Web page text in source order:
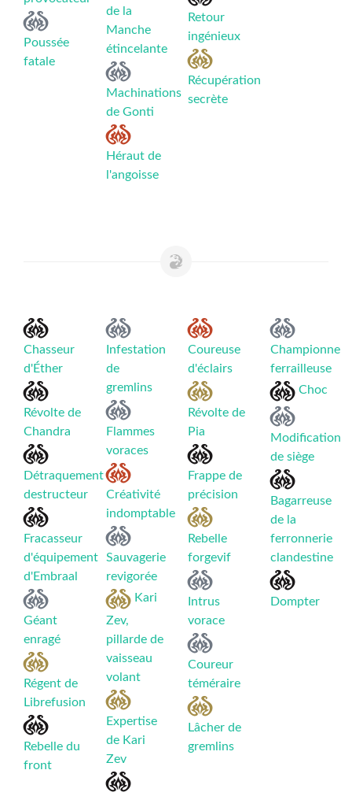
Poussée
fatale
de la
Manche
étincelante
Machinations
de Gonti
Héraut de
l'angoisse
Retour
ingénieux
Récupération
secrète
Chasseur
d'Éther
Révolte de
Chandra
Détraquement
destructeur
Fracasseur
d'équipement
d'Embraal
Géant
enragé
Régent de
Librefusion
Rebelle du
front
Infestation
de
gremlins
Flammes
voraces
Créativité
indomptable
Sauvagerie
revigorée
Kari
Zev,
pillarde de
vaisseau
volant
Expertise
de Kari
Zev
Coureuse
d'éclairs
Révolte de
Pia
Frappe de
précision
Rebelle
forgevif
Intrus
vorace
Coureur
téméraire
Lâcher de
gremlins
Championne
ferrailleuse
Choc
Modification
de siège
Bagarreuse
de la
ferronnerie
clandestine
Dompter